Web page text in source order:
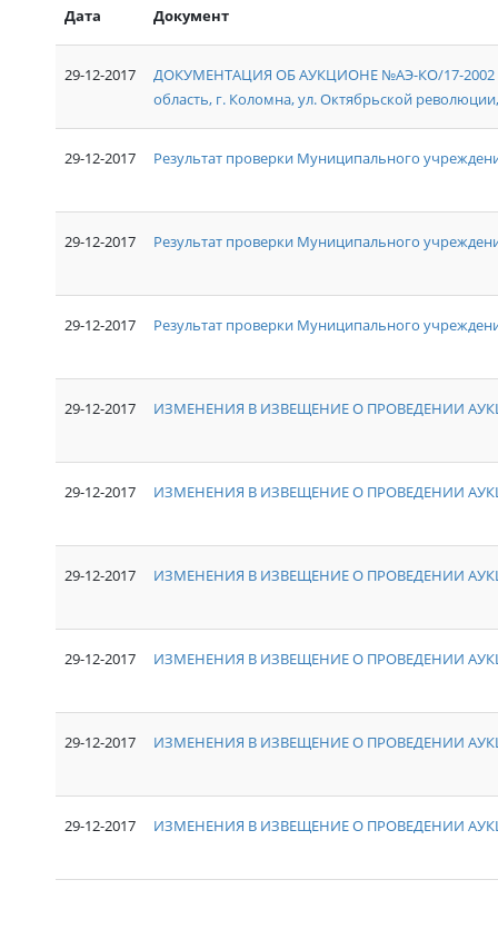
Дата Документ
29-12-2017
ДОКУМЕНТАЦИЯ ОБ АУКЦИОНЕ №АЭ-КО/17-2002
область, г. Коломна, ул. Октябрьской
29-12-2017 Результат проверки Муниципального
29-12-2017 Результат проверки Муниципального
29-12-2017 Результат проверки Муниципального
29-12-2017 ИЗМЕНЕНИЯ В ИЗВЕЩЕНИЕ О ПРОВЕДЕНИИ
29-12-2017 ИЗМЕНЕНИЯ В ИЗВЕЩЕНИЕ О ПРОВЕДЕНИИ
29-12-2017 ИЗМЕНЕНИЯ В ИЗВЕЩЕНИЕ О ПРОВЕДЕНИИ
29-12-2017 ИЗМЕНЕНИЯ В ИЗВЕЩЕНИЕ О ПРОВЕДЕНИИ
29-12-2017 ИЗМЕНЕНИЯ В ИЗВЕЩЕНИЕ О ПРОВЕДЕНИИ
29-12-2017 ИЗМЕНЕНИЯ В ИЗВЕЩЕНИЕ О ПРОВЕДЕНИИ